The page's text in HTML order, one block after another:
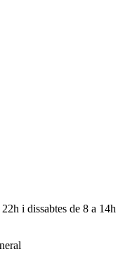
i dissabtes de 8 a 14h